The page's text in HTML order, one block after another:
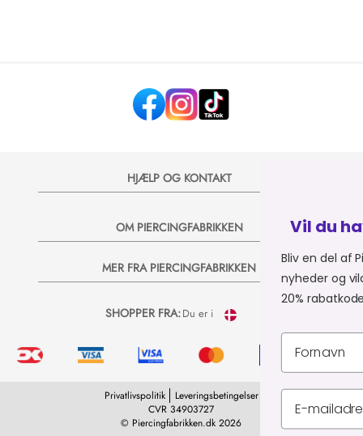
HJÆLP OG KONTAKT
OM PIERCINGFABRIKKEN
MER FRA PIERCINGFABRIKKEN
SHOPPER FRA:Du er i
© Piercingfabrikken.dk 2026
CVR 34903727
Privatlivspolitik Leveringsbetingelser
Vil du have 20% på dit
Bliv en del af Piercingfabrikkens univers,
nyheder og vilde tilbud på e-mail, så
20% rabatkode til dit næste køb 💞